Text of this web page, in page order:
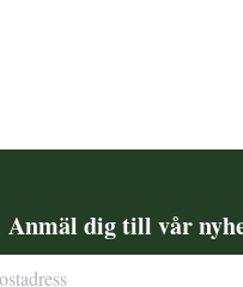
Anmäl dig till vår